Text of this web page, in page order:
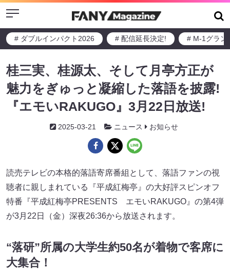
Menu
# ダブルインパクト2026 # 配信延長決定! # M-1グラン
桂三実、桂源太、そして月亭方正が
魅力をぎゅっと凝縮した落語を披露!
『エモいRAKUGO』3月22日放送!
2025-03-21 ニュース お知らせ
読売テレビの本格的落語寄席番組として、落語ファンの視
聴者に親しまれている『平成紅梅亭』の大好評スピンオフ
特番『平成紅梅亭PRESENTS エモいRAKUGO』の第4弾
が3月22日（金）深夜26:36から放送されます。
“落研”所属の大学生約50名が着物で客席に
大集合！